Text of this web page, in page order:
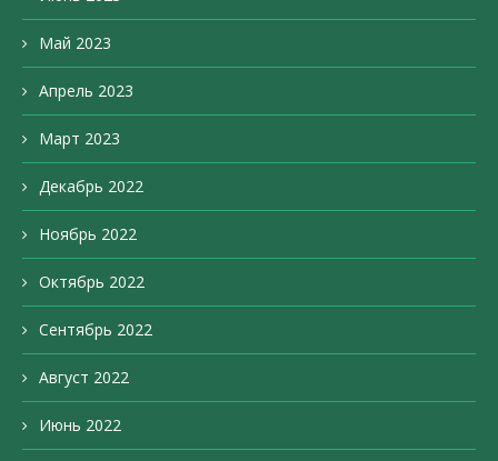
Май 2023
Апрель 2023
Март 2023
Декабрь 2022
Ноябрь 2022
Октябрь 2022
Сентябрь 2022
Август 2022
Июнь 2022